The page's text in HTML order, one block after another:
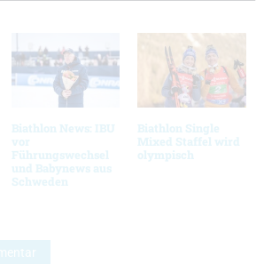
Biathlon News: IBU
vor
Führungswechsel
und Babynews aus
Schweden
Biathlon Single
Mixed Staffel wird
olympisch